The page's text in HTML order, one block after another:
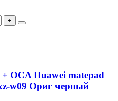
+
OCA Huawei matepad
w09 Ориг черный